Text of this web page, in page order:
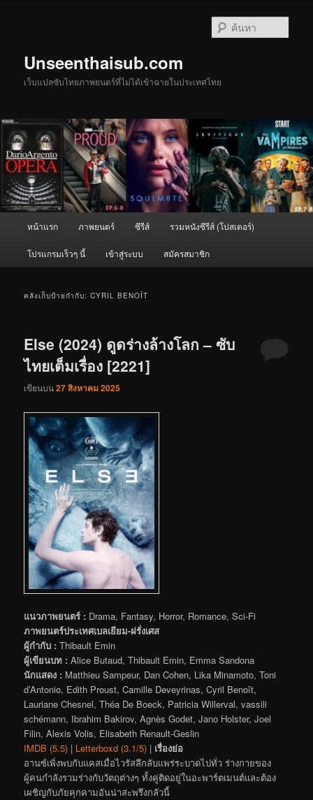
Unseenthaisub.com
เว็บแปลซับไทยภาพยนตร์ที่ไม่ได้เข้าฉายในประเทศไทย
หน้าแรก ภาพยนตร์ ซีรีส์ รวมหนังซีรีส์ (โปสเตอร์)
โปรแกรมเร็วๆ นี้ เข้าสู่ระบบ สมัครสมาชิก
คลังเก็บป้ายกำกับ:CYRIL BENOÎT
Else (2024) ดูดร่างล้างโลก – ซับ
ไทยเต็มเรื่อง [2221]
เขียนบน27 สิงหาคม 2025
แนวภาพยนตร์ : Drama, Fantasy, Horror, Romance, Sci-Fi
ภาพยนตร์ประเทศเบลเยียม-ฝรั่งเศส
ผู้กำกับ : Thibault Emin
ผู้เขียนบท : Alice Butaud, Thibault Emin, Emma Sandona
นักแสดง : Matthieu Sampeur, Dan Cohen, Lika Minamoto, Toni
d’Antonio, Edith Proust, Camille Deveyrinas, Cyril Benoît,
Lauriane Chesnel, Théa De Boeck, Patricia Willerval, vassili
schémann, Ibrahim Bakirov, Agnès Godet, Jano Holster, Joel
Filin, Alexis Volis, Elisabeth Renault-Geslin
IMDB (5.5) | Letterboxd (3.1/5) | เรื่องย่อ
อานซ์เพิ่งพบกับแคสเมื่อไวรัสลึกลับแพร่ระบาดไปทั่ว ร่างกายของ
ผู้คนกำลังรวมร่างกับวัตถุต่างๆ ทั้งคู่ติดอยู่ในอะพาร์ตเมนต์และต้อง
เผชิญกับภัยคุกคามอันน่าสะพรึงกลัวนี้